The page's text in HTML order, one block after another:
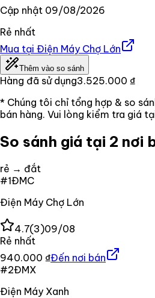
Cập nhật 09/08/2026
Rẻ nhất
Mua tại Điện Máy Chợ Lớn
Thêm vào so sánh
Hàng đã sử dụng3.525.000 ₫
* Chúng tôi chỉ tổng hợp & so
bán hàng. Vui lòng kiểm tra giá
So sánh giá tại 2 nơi
rẻ → đắt
#1ĐMC
Điện Máy Chợ Lớn
4.7(3)09/08
Rẻ nhất
940.000 ₫Đến nơi bán
#2ĐMX
Điện Máy Xanh